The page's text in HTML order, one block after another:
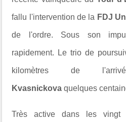
fallu l'intervention de la FDJ
de l'ordre. Sous son
rapidement. Le trio de
kilomètres de
Kvasnickova quelques
Très active dans les vingt